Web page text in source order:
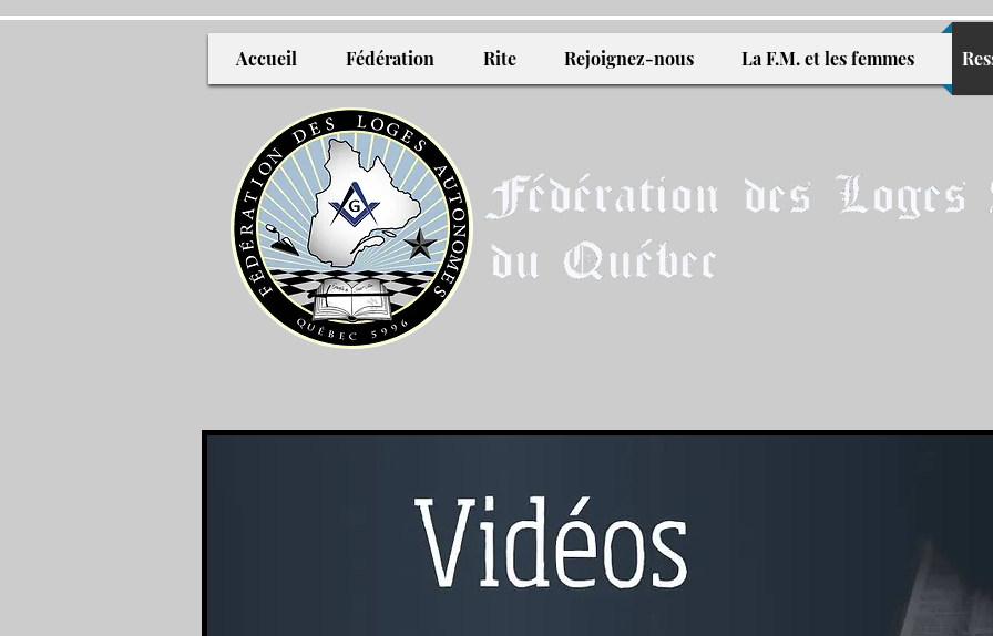
Accueil Fédération Rite Rejoignez-nous La F.M. et les femmes